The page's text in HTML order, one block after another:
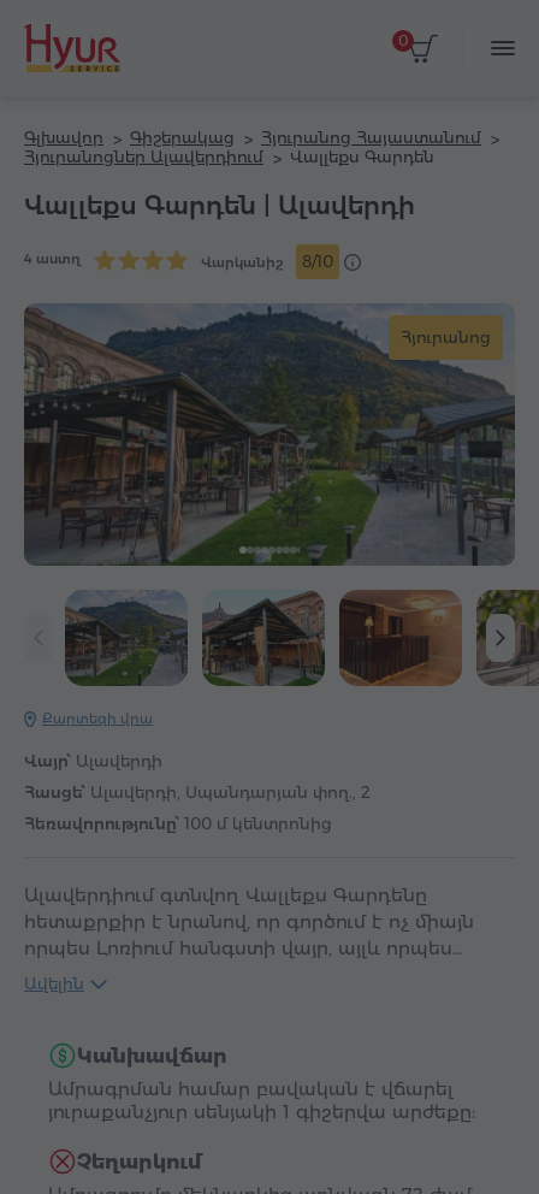
0
Գլխավոր Գիշերակաց
Հյուրանոց Հայաստանում
Հյուրանոցներ Ալավերդիում
Վալլեքս Գարդեն
Վալլեքս Գարդեն | Ալավերդի
4 աստղ Վարկանիշ 8/10
Հյուրանոց
Քարտեզի վրա
Վայր՝ Ալավերդի
Հասցե՝ Ալավերդի, Սպանդարյան փող., 2
Հեռավորությունը՝ 100 մ կենտրոնից
Ալավերդիում գտնվող Վալլեքս Գարդենը
հետաքրքիր է նրանով, որ գործում է ոչ միայն
որպես Լոռիում հանգստի վայր, այլև որպես…
Ավելին
Կանխավճար
Ամրագրման համար բավական է վճարել
յուրաքանչյուր սենյակի 1 գիշերվա արժեքը:
Չեղարկում